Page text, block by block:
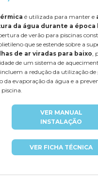
é utilizada para manter e
da água durante a época
de verão para piscinas
que se estende sobre a
de ar viradas para baixo,
de um sistema de
a redução da utilização
da evaporação da água e a
VER MANUAL
INSTALAÇÃO
VER FICHA TÉCNICA